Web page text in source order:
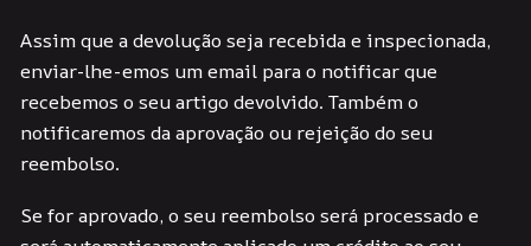
Assim que a devolução seja recebida e inspecionada,
enviar-lhe-emos um email para o notificar que
recebemos o seu artigo devolvido. Também o
notificaremos da aprovação ou rejeição do seu
reembolso.
Se for aprovado, o seu reembolso será processado e